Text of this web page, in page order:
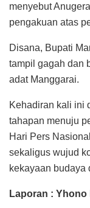
menyebut
pengakuan atas
Disana, Bupati
tampil gagah dan
adat Manggarai.
Kehadiran kali ini
tahapan menuju
Hari Pers
sekaligus wujud
kekayaan budaya
Laporan : Yhono